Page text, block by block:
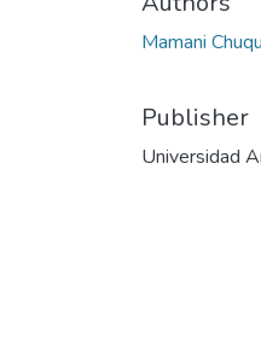
Mamani
Publisher
Universidad